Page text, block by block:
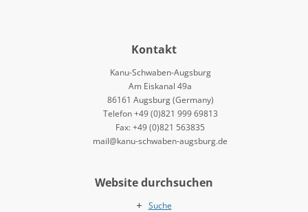
Kontakt
Kanu-Schwaben-Augsburg
Am Eiskanal 49a
86161 Augsburg (Germany)
Telefon +49 (0)821 999 69813
Fax: +49 (0)821 563835
mail@kanu-schwaben-augsburg.de
Website durchsuchen
Suche